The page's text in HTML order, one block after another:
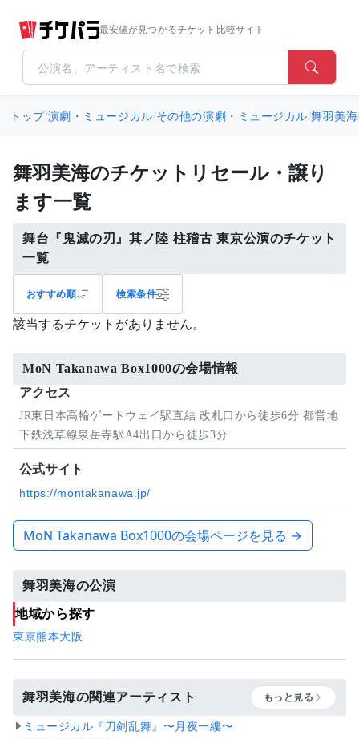
最安値が見つかるチケット比較サイト
トップ/演劇・ミュージカル/その他の演劇・ミュージカル/舞羽美海
舞羽美海のチケットリセール・譲り
ます一覧
舞台『鬼滅の刃』其ノ陸 柱稽古 東京公演のチケット
一覧
おすすめ順 検索条件
該当するチケットがありません。
MoN Takanawa Box1000の会場情報
アクセス
JR東日本高輪ゲートウェイ駅直結 改札口から徒歩6分 都営地
下鉄浅草線泉岳寺駅A4出口から徒歩3分
公式サイト
https://montakanawa.jp/
MoN Takanawa Box1000の会場ページを見る →
舞羽美海の公演
地域から探す
東京熊本大阪
舞羽美海の関連アーティスト もっと見る
ミュージカル『刀剣乱舞』〜月夜一縷〜